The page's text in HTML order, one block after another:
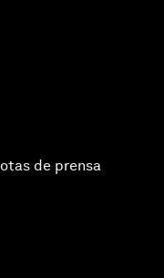
de prensa